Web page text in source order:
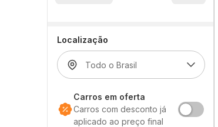
Localização
Carros em oferta
Carros com desconto já
aplicado ao preço final